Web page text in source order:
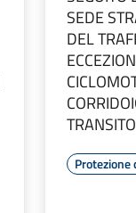
SEDE
DEL
Protezione